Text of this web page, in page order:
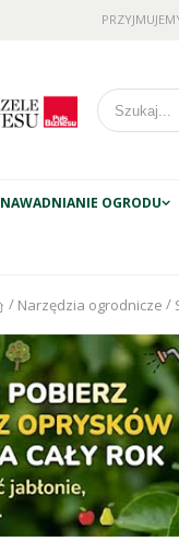
NAWADNIANIE OGRODU
/ Narzędzia ogrodnicze /